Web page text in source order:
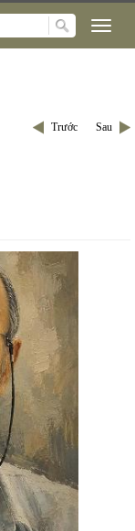
Trước Sau